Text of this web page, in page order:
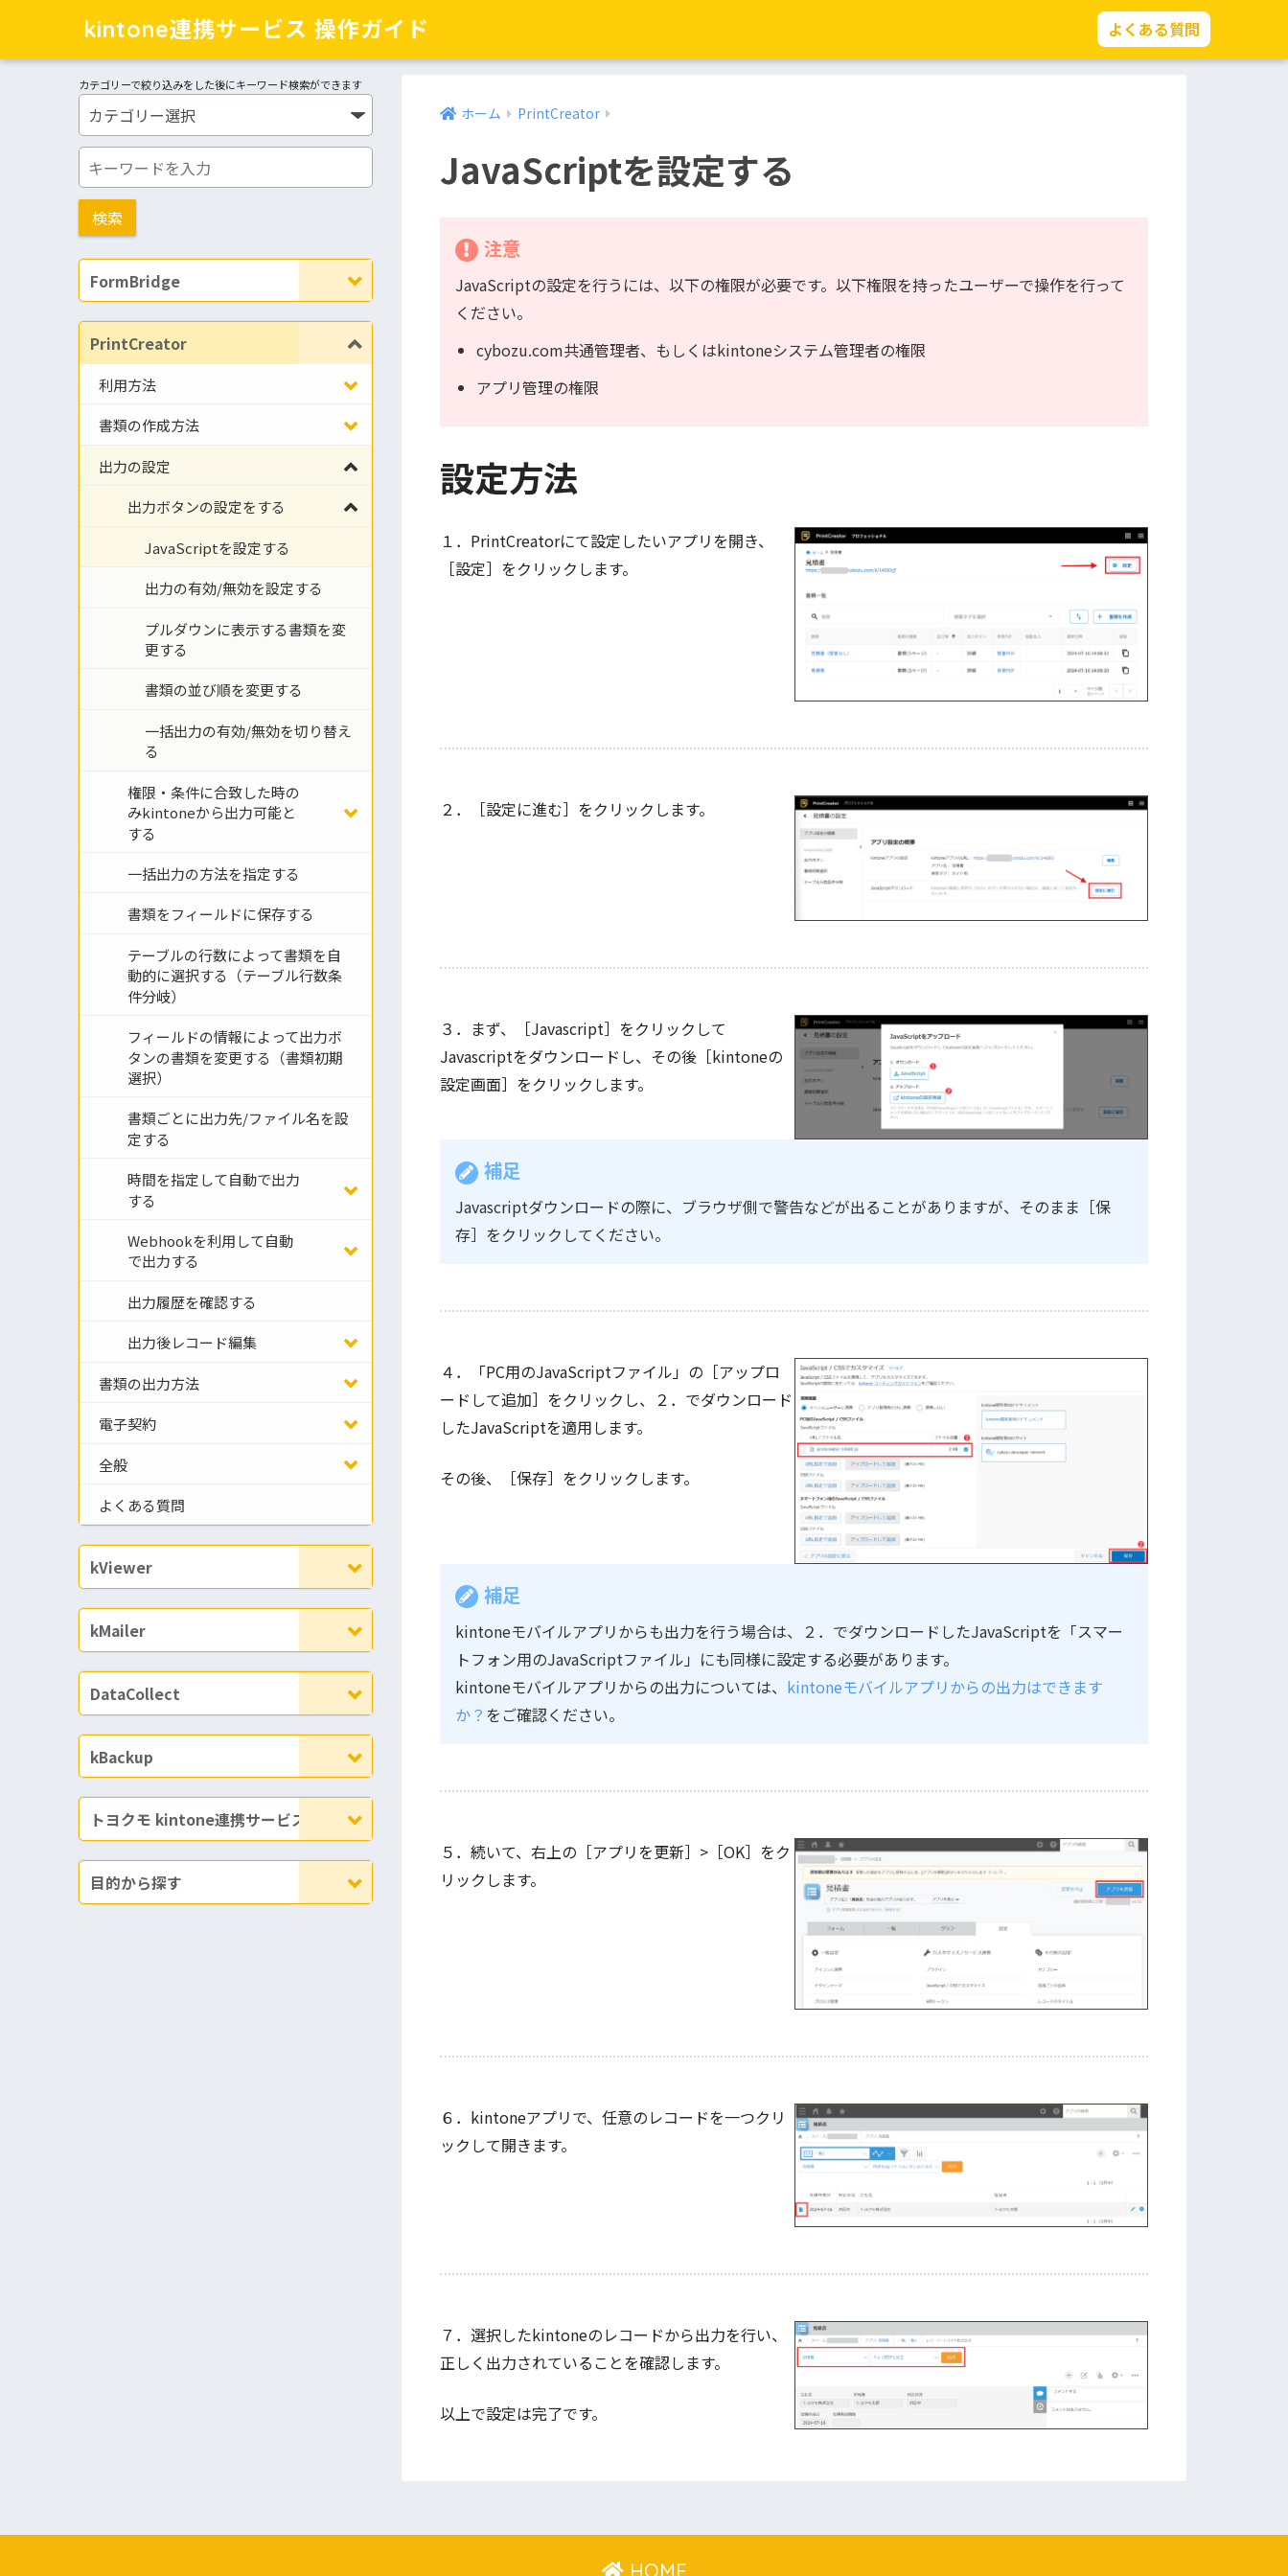
kintone連携サービス 操作ガイド よくある質問
カテゴリーで絞り込みをした後にキーワード検索ができます
FormBridge
PrintCreator
利用方法
書類の作成方法
出力の設定
出力ボタンの設定をする
JavaScriptを設定する
出力の有効/無効を設定する
プルダウンに表示する書類を変
更する
書類の並び順を変更する
一括出力の有効/無効を切り替え
る
権限・条件に合致した時の
みkintoneから出力可能と
する
一括出力の方法を指定する
書類をフィールドに保存する
テーブルの行数によって書類を自
動的に選択する（テーブル行数条
件分岐）
フィールドの情報によって出力ボ
タンの書類を変更する（書類初期
選択）
書類ごとに出力先/ファイル名を設
定する
時間を指定して自動で出力
する
Webhookを利用して自動
で出力する
出力履歴を確認する
出力後レコード編集
書類の出力方法
電子契約
全般
よくある質問
kViewer
kMailer
DataCollect
kBackup
トヨクモ kintone連携サービス
目的から探す
ホーム PrintCreator
JavaScriptを設定する
注意
JavaScriptの設定を行うには、以下の権限が必要です。以下権限を持ったユーザーで操作を行って
ください。
cybozu.com共通管理者、もしくはkintoneシステム管理者の権限
アプリ管理の権限
設定方法
１．PrintCreatorにて設定したいアプリを開き、
［設定］をクリックします。
２．［設定に進む］をクリックします。
３．まず、［Javascript］をクリックして
Javascriptをダウンロードし、その後［kintoneの
設定画面］をクリックします。
補足
Javascriptダウンロードの際に、ブラウザ側で警告などが出ることがありますが、そのまま［保
存］をクリックしてください。
４．「PC用のJavaScriptファイル」の［アップロ
ードして追加］をクリックし、２．でダウンロード
したJavaScriptを適用します。
その後、［保存］をクリックします。
補足
kintoneモバイルアプリからも出力を行う場合は、２．でダウンロードしたJavaScriptを「スマー
トフォン用のJavaScriptファイル」にも同様に設定する必要があります。
kintoneモバイルアプリからの出力については、 kintoneモバイルアプリからの出力はできます
か？ をご確認ください。
５．続いて、右上の［アプリを更新］>［OK］をク
リックします。
６．kintoneアプリで、任意のレコードを一つクリ
ックして開きます。
７．選択したkintoneのレコードから出力を行い、
正しく出力されていることを確認します。
以上で設定は完了です。
HOME